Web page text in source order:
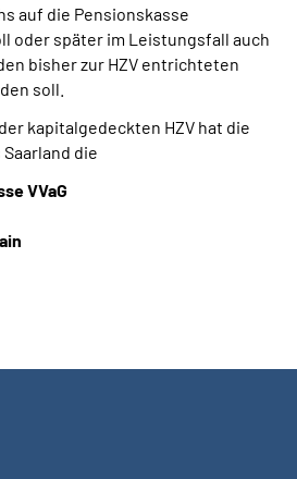
auf die Pensionskasse
oder später im Leistungsfall auch
bisher zur HZV entrichteten
soll.
kapitalgedeckten HZV hat die
die
VVaG